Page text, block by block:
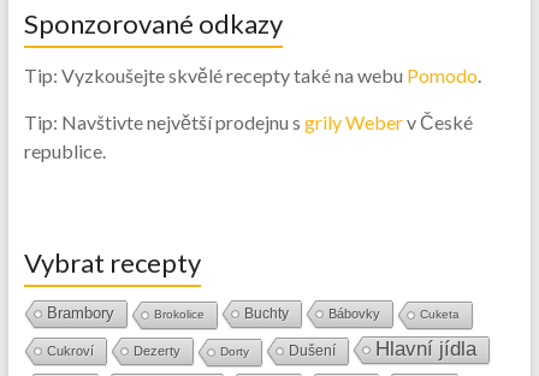
Sponzorované odkazy
Tip: Vyzkoušejte skvělé recepty také na webu Pomodo.
Tip: Navštivte největší prodejnu s grily Weberv České
republice.
Vybrat recepty
Brambory Brokolice Buchty Bábovky Cuketa
Cukroví Dezerty Dorty Dušení Hlavní jídla